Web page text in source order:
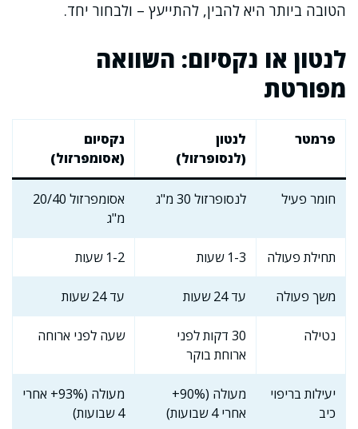
הטובה ביותר היא להבין, להתייעץ – ולבחור יחד.
לנטון או נקסיום: השוואה
מפורטת
פרמטר
לנטון
(לנסופרזול)
נקסיום
(אסומפרזול)
חומר פעיל לנסופרזול 30 מ"ג
אסומפרזול 20/40
מ"ג
תחילת פעולה 1-3 שעות 1-2 שעות
משך פעולה עד 24 שעות עד 24 שעות
נטילה
30 דקות לפני
ארוחת בוקר
שעה לפני ארוחה
יעילות בריפוי
כיב
מעולה (90%+
אחרי 4 שבועות)
מעולה (93%+ אחרי
4 שבועות)